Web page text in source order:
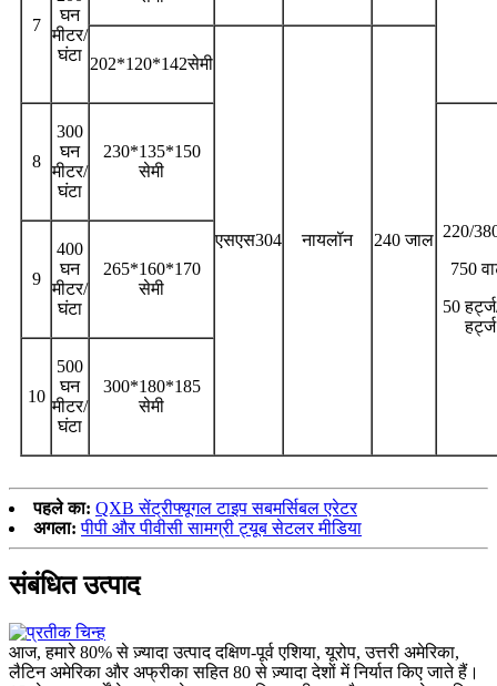
7
घन
मीटर/
घंटा 202*120*142सेमी
एसएस304 नायलॉन 240 जाल
8
300
घन
मीटर/
घंटा
230*135*150
सेमी
220/
750
50
हर्ट्ज
9
400
घन
मीटर/
घंटा
265*160*170
सेमी
10
500
घन
मीटर/
घंटा
300*180*185
सेमी
पहले का: QXB सेंट्रीफ्यूगल टाइप सबमर्सिबल एरेटर
अगला: पीपी और पीवीसी सामग्री ट्यूब सेटलर मीडिया
संबंधित उत्पाद
आज, हमारे 80% से ज़्यादा उत्पाद दक्षिण-पूर्व एशिया, यूरोप, उत्तरी अमेरिका,
लैटिन अमेरिका और अफ्रीका सहित 80 से ज़्यादा देशों में निर्यात किए जाते हैं।